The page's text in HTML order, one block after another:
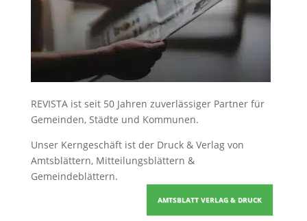
REVISTA ist seit 50 Jahren zuverlässiger Partner für
Gemeinden, Städte und Kommunen.
Unser Kerngeschäft ist der Druck & Verlag von
Amtsblättern, Mitteilungsblättern &
Gemeindeblättern.
AMTSBLATT VERLAG & DRUCK